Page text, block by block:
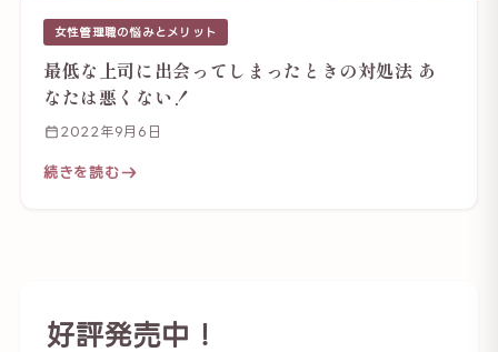
女性管理職の悩みとメリット
最低な上司に出会ってしまったときの対処法 あ
なたは悪くない！
2022年9月6日
続きを読む
好評発売中！